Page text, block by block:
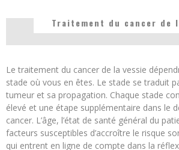
Traitement du cancer de
Le traitement du cancer de la vessie
stade où vous en êtes. Le stade se traduit
tumeur et sa propagation. Chaque stade
élevé et une étape supplémentaire dans le
cancer. L’âge, l’état de santé général du
facteurs susceptibles d’accroître le risque
qui entrent en ligne de compte dans la